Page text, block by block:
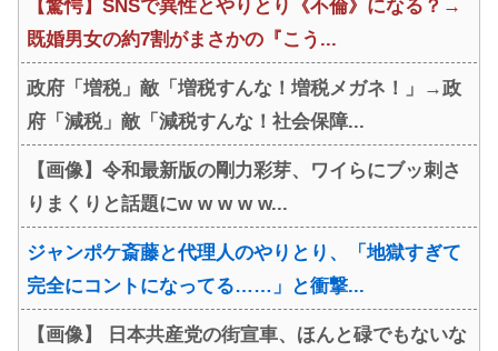
【驚愕】SNSで異性とやりとり《不倫》になる？→
既婚男女の約7割がまさかの『こう...
政府「増税」敵「増税すんな！増税メガネ！」→政
府「減税」敵「減税すんな！社会保障...
【画像】令和最新版の剛力彩芽、ワイらにブッ刺さ
りまくりと話題にw w w w w...
ジャンポケ斎藤と代理人のやりとり、「地獄すぎて
完全にコントになってる……」と衝撃...
【画像】 日本共産党の街宣車、ほんと碌でもないな